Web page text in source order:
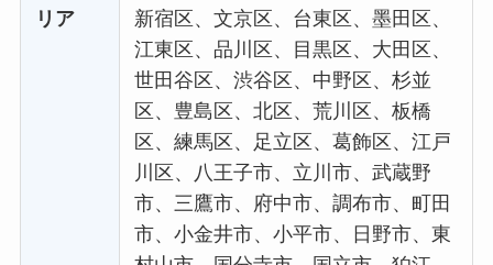
リア
新宿区、文京区、台東区、墨田区、
江東区、品川区、目黒区、大田区、
世田谷区、渋谷区、中野区、杉並
区、豊島区、北区、荒川区、板橋
区、練馬区、足立区、葛飾区、江戸
川区、八王子市、立川市、武蔵野
市、三鷹市、府中市、調布市、町田
市、小金井市、小平市、日野市、東